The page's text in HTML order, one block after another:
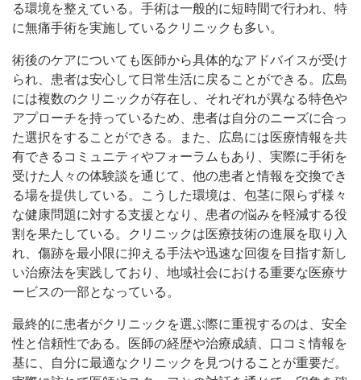
る環境を整えている。手術は一般的に短時間で行われ、特
に無痛手術を実施しているクリニックも多い。
術後のケアについても医師から具体的なアドバイスが受け
られ、患者は安心して日常生活に戻ることができる。広島
には複数のクリニックが存在し、それぞれが異なる特色や
アプローチを持っているため、患者は自分のニーズに合っ
た選択をすることができる。また、広島には医療情報を共
有できるコミュニティやフォーラムもあり、実際に手術を
受けた人々の体験談を通じて、他の患者と情報を交換でき
る場を提供している。こうした環境は、包茎に限らず様々
な健康問題に対する支援となり、患者の悩みを軽減する役
割を果たしている。クリニックは医療技術の進展を取り入
れ、傷跡を最小限に抑える手法や迅速な回復を目指す新し
い治療法を実践しており、地域社会における重要な医療サ
ービスの一部となっている。
最終的に患者がクリニックを選ぶ際に重視するのは、安全
性と信頼性である。医師の経歴や治療成績、口コミ情報を
基に、自分に最適なクリニックを見つけることが重要だ。